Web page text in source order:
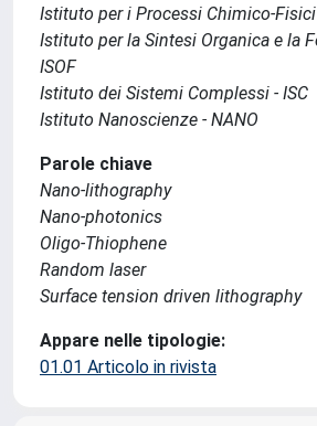
Istituto per i Processi Chimico-Fisici
Istituto per la Sintesi Organica e la
ISOF
Istituto dei Sistemi Complessi - ISC
Istituto Nanoscienze - NANO
Parole chiave
Nano-lithography
Nano-photonics
Oligo-Thiophene
Random laser
Surface tension driven lithography
Appare nelle tipologie:
01.01 Articolo in rivista